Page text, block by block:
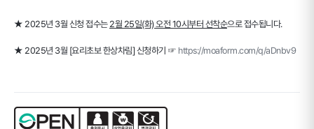
★ 2025년 3월 신청 접수는2월 25일(화) 오전 10시부터 선착순으로 접수됩니다.
★ 2025년 3월 [요리초보 한상차림] 신청하기 ☞ https://moaform.com/q/aDnbv9